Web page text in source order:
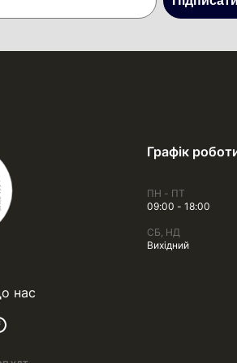
нас
Графік
ПН - ПТ
09:00 - 18:00
СБ, НД
Вихідний